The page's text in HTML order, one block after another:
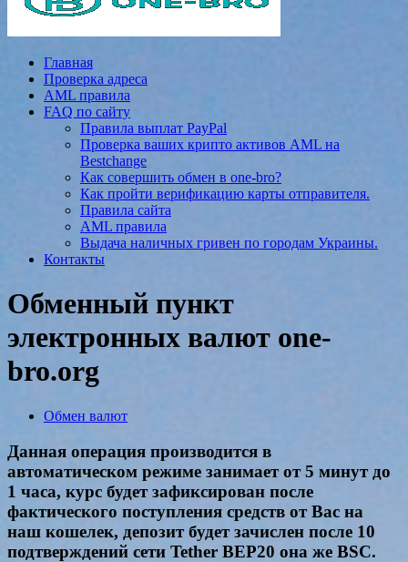
Главная
Проверка адреса
AML правила
FAQ по сайту
Правила выплат PayPal
Проверка ваших крипто активов AML на
Bestchange
Как совершить обмен в one-bro?
Как пройти верификацию карты отправителя.
Правила сайта
AML правила
Выдача наличных гривен по городам Украины.
Контакты
Обменный пункт
электронных валют one-
bro.org
Обмен валют
Данная операция производится в
автоматическом режиме занимает от 5 минут до
1 часа, курс будет зафиксирован после
фактического поступления средств от Вас на
наш кошелек, депозит будет зачислен после 10
подтверждений сети Tether BEP20 она же BSC.